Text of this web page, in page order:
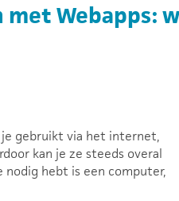
met Webapps:
je gebruikt via het internet,
kan je ze steeds overal
nodig hebt is een computer,